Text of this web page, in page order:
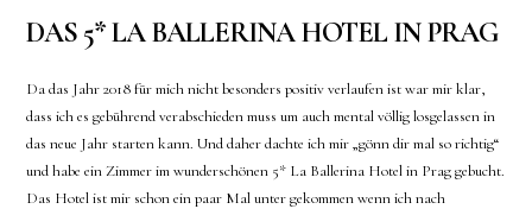
DAS 5* LA BALLERINA HOTEL IN PRAG
Da das Jahr 2018 für mich nicht besonders positiv verlaufen ist war mir klar,
dass ich es gebührend verabschieden muss um auch mental völlig losgelassen in
das neue Jahr starten kann. Und daher dachte ich mir „gönn dir mal so richtig“
und habe ein Zimmer im wunderschönen 5* La Ballerina Hotel in Prag gebucht.
Das Hotel ist mir schon ein paar Mal unter gekommen wenn ich nach